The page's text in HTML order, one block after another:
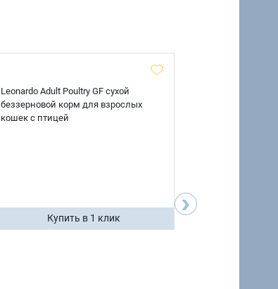
Leonardo Adult Poultry GF сухой
беззерновой корм для взрослых
кошек с птицей
Купить в 1 клик ›